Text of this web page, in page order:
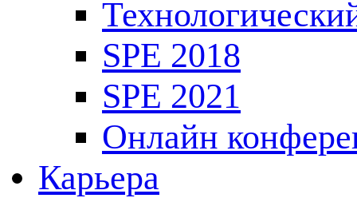
SPE 2018
SPE 2021
Онлайн
Карьера